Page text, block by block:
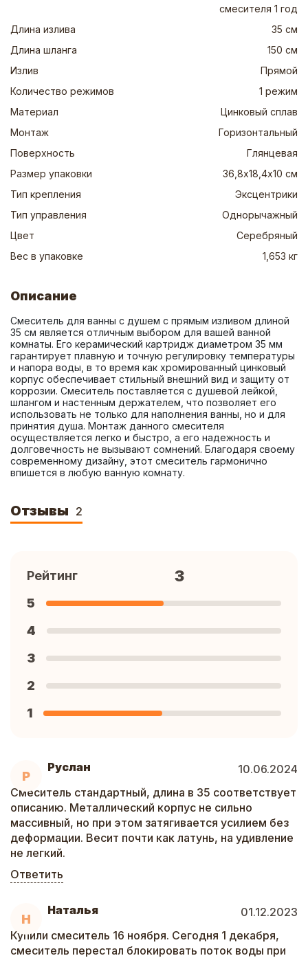
смесителя 1 год
Длина излива
35 см
Длина шланга
150 см
Излив
Прямой
Количество режимов
1 режим
Материал
Цинковый сплав
Монтаж
Горизонтальный
Поверхность
Глянцевая
Размер упаковки
36,8х18,4х10 см
Тип крепления
Эксцентрики
Тип управления
Однорычажный
Цвет
Серебряный
Вес в упаковке
1,653 кг
Описание
Смеситель для ванны с душем с прямым изливом длиной
35 см является отличным выбором для вашей ванной
комнаты. Его керамический картридж диаметром 35 мм
гарантирует плавную и точную регулировку температуры
и напора воды, в то время как хромированный цинковый
корпус обеспечивает стильный внешний вид и защиту от
коррозии. Смеситель поставляется с душевой лейкой,
шлангом и настенным держателем, что позволяет его
использовать не только для наполнения ванны, но и для
принятия душа. Монтаж данного смесителя
осуществляется легко и быстро, а его надежность и
долговечность не вызывают сомнений. Благодаря своему
современному дизайну, этот смеситель гармонично
впишется в любую ванную комнату.
Отзывы 2
Р
Руслан
10.06.2024
Смеситель стандартный, длина в 35 соответствует
описанию. Металлический корпус не сильно
массивный, но при этом затягивается усилием без
деформации. Весит почти как латунь, на удивление
не легкий.
Ответить
Н
Наталья
01.12.2023
Купили смеситель 16 ноября. Сегодня 1 декабря,
смеситель перестал блокировать поток воды при
Рейтинг 3
5
4
3
2
1